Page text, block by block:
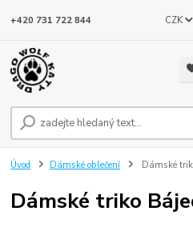
CZK
+420 731 722 844
Úvod Dámské oblečení Dámské
Dámské triko